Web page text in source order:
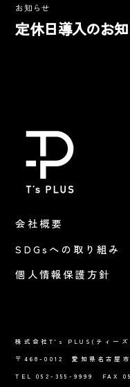
お知らせ
定休日導入のお
会社概要
SDGsへの取り組み
個人情報保護方針
株式会社T's PLUS(ティーズ
〒468-0012 愛知県名古屋
TEL 052-355-9999 FAX